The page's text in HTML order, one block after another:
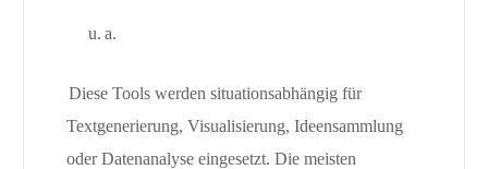
u. a.
Diese Tools werden situationsabhängig für
Textgenerierung, Visualisierung, Ideensammlung
oder Datenanalyse eingesetzt. Die meisten